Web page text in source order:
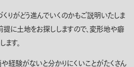
りがどう進んでいくのかもご説明いたしま
提に土地をお探ししますので、変形地や癖
す。
経験がないと分かりにくいことがたくさん